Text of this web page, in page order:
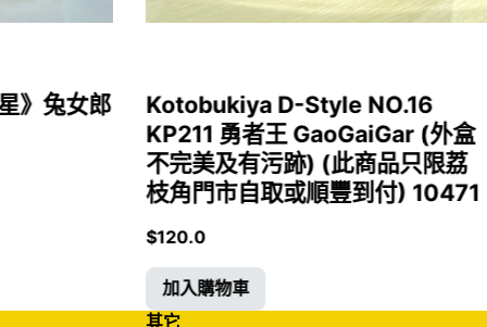
》兔女郎
Kotobukiya D-Style NO.16
KP211 勇者王 GaoGaiGar (外盒
不完美及有污跡) (此商品只限荔
枝角門市自取或順豐到付) 10471
$120.0
加入購物車
其它